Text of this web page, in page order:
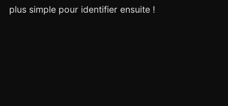
plus simple pour identifier ensuite !